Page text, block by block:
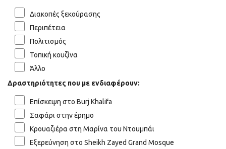
Διακοπές ξεκούρασης
Περιπέτεια
Πολιτισμός
Τοπική κουζίνα
Άλλο
Δραστηριότητες που με ενδιαφέρουν:
Επίσκεψη στο Burj Khalifa
Σαφάρι στην έρημο
Κρουαζιέρα στη Μαρίνα του Ντουμπάι
Εξερεύνηση στο Sheikh Zayed Grand Mosque